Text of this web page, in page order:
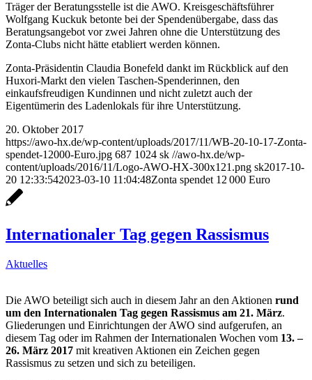
Träger der Beratungsstelle ist die AWO. Kreisgeschäftsführer
Wolfgang Kuckuk betonte bei der Spendenübergabe, dass das
Beratungsangebot vor zwei Jahren ohne die Unterstützung des
Zonta-Clubs nicht hätte etabliert werden können.
Zonta-Präsidentin Claudia Bonefeld dankt im Rückblick auf den
Huxori-Markt den vielen Taschen-Spenderinnen, den
einkaufsfreudigen Kundinnen und nicht zuletzt auch der
Eigentümerin des Ladenlokals für ihre Unterstützung.
20. Oktober 2017
https://awo-hx.de/wp-content/uploads/2017/11/WB-20-10-17-Zonta-
spendet-12000-Euro.jpg 687 1024 sk //awo-hx.de/wp-
content/uploads/2016/11/Logo-AWO-HX-300x121.png sk2017-10-
20 12:33:542023-03-10 11:04:48Zonta spendet 12 000 Euro
Internationaler Tag gegen Rassismus
Aktuelles
Die AWO beteiligt sich auch in diesem Jahr an den Aktionen rund
um den Internationalen Tag gegen Rassismus am 21. März.
Gliederungen und Einrichtungen der AWO sind aufgerufen, an
diesem Tag oder im Rahmen der Internationalen Wochen vom 13. –
26. März 2017 mit kreativen Aktionen ein Zeichen gegen
Rassismus zu setzen und sich zu beteiligen.